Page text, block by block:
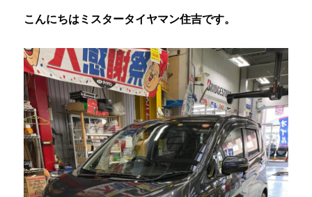
こんにちはミスタータイヤマン住吉です。